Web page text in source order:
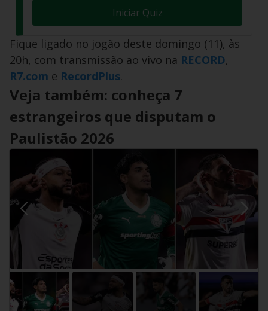
Iniciar Quiz
Fique ligado no jogão deste domingo (11), às
20h, com transmissão ao vivo na RECORD,
R7.com e RecordPlus.
Veja também: conheça 7
estrangeiros que disputam o
Paulistão 2026